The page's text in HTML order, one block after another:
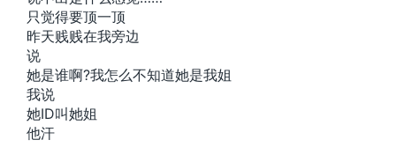
只觉得要顶一顶
昨天贱贱在我旁边
说
她是谁啊?我怎么不知道她是我姐
我说
她ID叫她姐
他汗